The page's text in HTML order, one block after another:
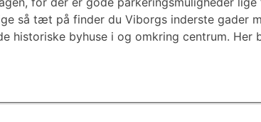
så tæt på finder du Viborgs inderste gader
historiske byhuse i og omkring centrum. Her